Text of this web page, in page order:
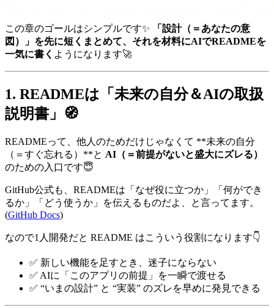
この章のゴールはシンプルです✨
「設計（＝あなたの意
図）」を先に短くまとめて、それを材料にAIでREADMEを
一気に書く ようになります🚀
1. READMEは「未来の自分＆AIの取扱
説明書」🧭
READMEって、他人のためだけじゃなくて **未来の自分
（＝すぐ忘れる）**と AI（＝前提がないと盛大にズレる）
のための入口です😇
GitHub公式も、READMEは「なぜ役に立つか」「何ができ
るか」「どう使うか」を伝えるものだよ、と言ってます。
(GitHub Docs)
なので1人開発だと README はこういう役割になります👇
✅ 新しい機能を足すとき、迷子にならない
✅ AIに「このアプリの前提」を一瞬で渡せる
✅ “いまの設計” と “実装” のズレを早めに発見できる